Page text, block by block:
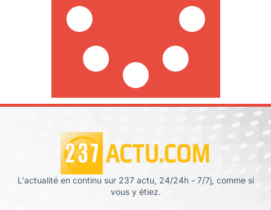
L'actualité en continu sur 237 actu, 24/24h - 7/7j, comme si
vous y étiez.